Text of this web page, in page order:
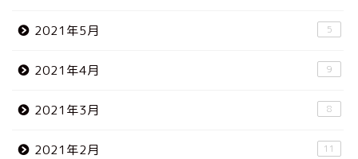
2021年5月 5
2021年4月 9
2021年3月 8
2021年2月 11